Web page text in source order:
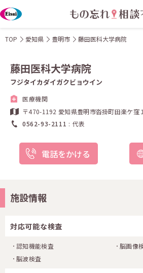
TOP 愛知県 豊明市 藤田医科大学病院
藤田医科大学病院
フジタイカダイガクビョウイン
医療機関
〒470-1192 愛知県豊明市沓掛町田楽ケ窪
0562-93-2111
代表
電話をかける
施設情報
対応可能な検査
認知機能検査 脳画像
脳波検査